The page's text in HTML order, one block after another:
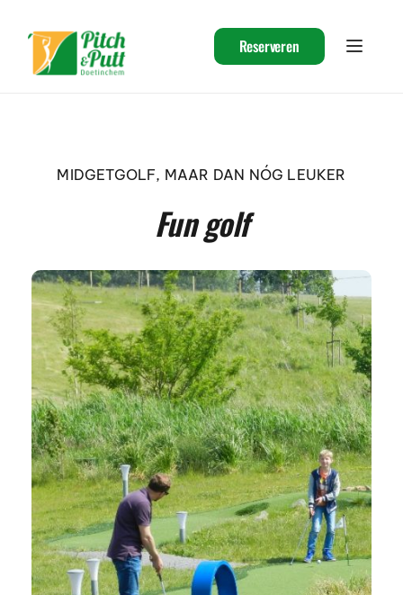
Reserveren
MIDGETGOLF, MAAR DAN NÓG LEUKER
Fun golf